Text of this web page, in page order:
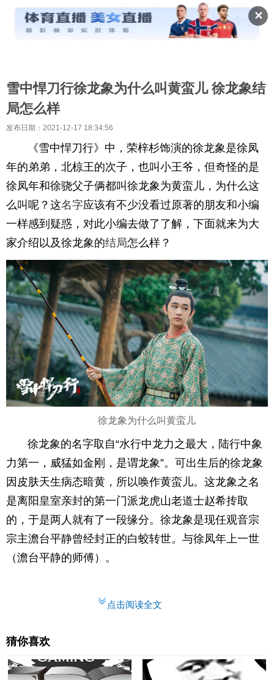
✕
雪中悍刀行徐龙象为什么叫黄蛮儿 徐龙象结
局怎么样
发布日期：2021-12-17 18:34:56
《雪中悍刀行》中，荣梓杉饰演的徐龙象是徐凤
年的弟弟，北椋王的次子，也叫小王爷，但奇怪的是
徐凤年和徐骁父子俩都叫徐龙象为黄蛮儿，为什么这
么叫呢？这名字应该有不少没看过原著的朋友和小编
一样感到疑惑，对此小编去做了了解，下面就来为大
家介绍以及徐龙象的结局怎么样？
徐龙象为什么叫黄蛮儿
徐龙象的名字取自“水行中龙力之最大，陆行中象
力第一，威猛如金刚，是谓龙象”。可出生后的徐龙象
因皮肤天生病态暗黄，所以唤作黄蛮儿。这龙象之名
是离阳皇室亲封的第一门派龙虎山老道士赵希抟取
的，于是两人就有了一段缘分。徐龙象是现任观音宗
宗主澹台平静曾经封正的白蛟转世。与徐凤年上一世
（澹台平静的师傅）。
点击阅读全文
猜你喜欢